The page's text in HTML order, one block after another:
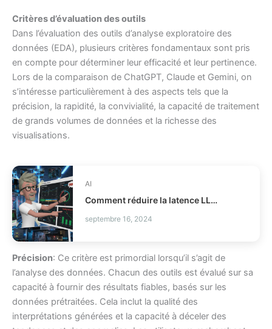
Critères d’évaluation des outils
Dans l’évaluation des outils d’analyse exploratoire des
données (EDA), plusieurs critères fondamentaux sont pris
en compte pour déterminer leur efficacité et leur pertinence.
Lors de la comparaison de ChatGPT, Claude et Gemini, on
s’intéresse particulièrement à des aspects tels que la
précision, la rapidité, la convivialité, la capacité de traitement
de grands volumes de données et la richesse des
visualisations.
AI
Comment réduire la latence LLM et les coûts en production ?
septembre 16, 2024
Précision: Ce critère est primordial lorsqu’il s’agit de
l’analyse des données. Chacun des outils est évalué sur sa
capacité à fournir des résultats fiables, basés sur les
données prétraitées. Cela inclut la qualité des
interprétations générées et la capacité à déceler des